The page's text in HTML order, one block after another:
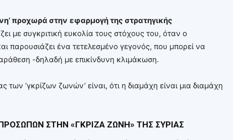
προχωρά στην εφαρμογή της στρατηγικής
με συγκριτική ευκολία τους στόχους του, όταν ο
παρουσιάζει ένα τετελεσμένο γεγονός, που μπορεί να
-δηλαδή με επικίνδυνη κλιμάκωση.
των ‘γκρίζων ζωνών’ είναι, ότι η διαμάχη είναι μια διαμάχη
ΣΤΗΝ «ΓΚΡΙΖΑ ΖΩΝΗ» ΤΗΣ ΣΥΡΙΑΣ